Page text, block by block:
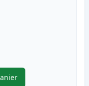
de 2 Canon 728 toner